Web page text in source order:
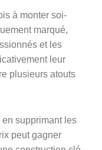
à monter soi-
marqué,
et les
leur
plusieurs atouts
en supprimant les
peut gagner